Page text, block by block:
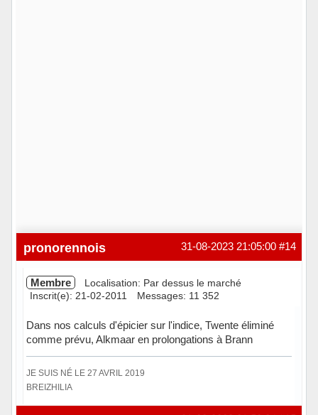
#14
31-08-2023 21:05:00
pronorennois
Membre
Localisation: Par dessus le marché
Inscrit(e): 21-02-2011
Messages: 11 352
Dans nos calculs d'épicier sur l'indice, Twente éliminé
comme prévu, Alkmaar en prolongations à Brann
JE SUIS NÉ LE 27 AVRIL 2019
BREIZHILIA